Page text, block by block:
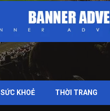
SỨC KHOẺ THỜI TRANG